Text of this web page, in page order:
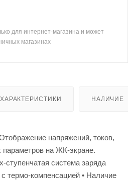
для интернет-магазина и может
магазинах
ХАРАКТЕРИСТИКИ НАЛИЧИЕ
напряжений, токов,
на ЖК-экране.
ступенчатая система заряда
термо-компенсацией • Наличие